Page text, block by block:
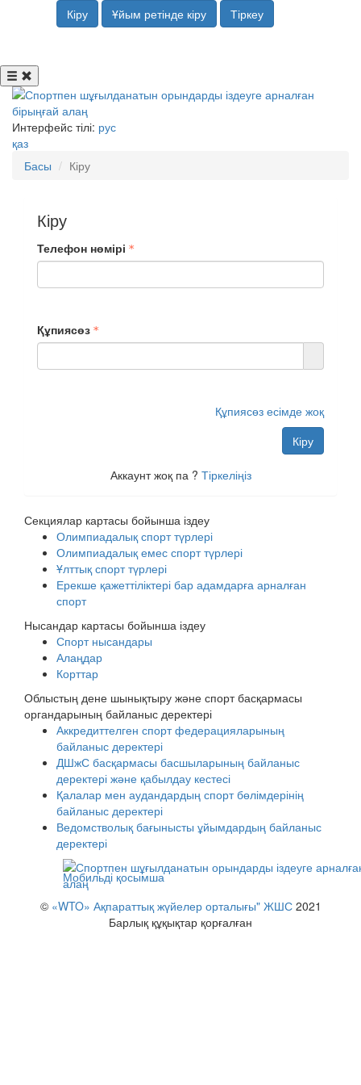
Кіру Ұйым ретінде кіру Тіркеу
Интерфейс тілі: рус
қаз
Басы
Кіру
Кіру
Телефон нөмірі
Құпиясөз
Құпиясөз есімде жоқ
Кіру
Аккаунт жоқ па ? Тіркеліңіз
Секциялар картасы бойынша іздеу
Олимпиадалық спорт түрлері
Олимпиадалық емес спорт түрлері
Ұлттық спорт түрлері
Ерекше қажеттіліктері бар адамдарға арналған
спорт
Нысандар картасы бойынша іздеу
Спорт нысандары
Алаңдар
Корттар
Облыстың дене шынықтыру және спорт басқармасы
органдарының байланыс деректері
Аккредиттелген спорт федерацияларының
байланыс деректері
ДШжС басқармасы басшыларының байланыс
деректері және қабылдау кестесі
Қалалар мен аудандардың спорт бөлімдерінің
байланыс деректері
Ведомстволық бағынысты ұйымдардың байланыс
деректері
Мобильді қосымша
© «WTO» Ақпараттық жүйелер орталығы" ЖШС2021
Барлық құқықтар қорғалған